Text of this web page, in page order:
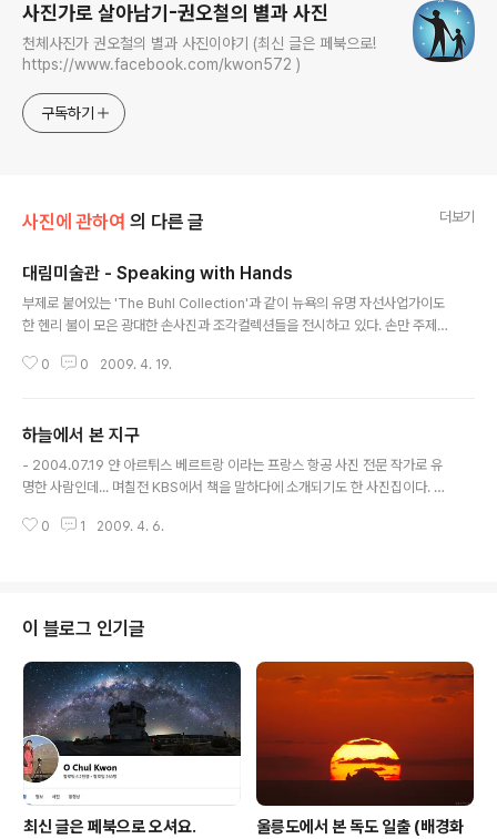
사진가로 살아남기-권오철의 별과 사진
천체사진가 권오철의 별과 사진이야기 (최신 글은 페북으로!
https://www.facebook.com/kwon572 )
구독하기
사진에 관하여 의 다른 글 더보기
대림미술관 - Speaking with Hands
부제로 붙어있는 'The Buhl Collection'과 같이 뉴욕의 유명 자선사업가이도
한 헨리 불이 모은 광대한 손사진과 조각컬렉션들을 전시하고 있다. 손만 주제
다. 5월 24일까지이고 오전 10시~6시, 월요일은 휴관. 입장료는 4천원이다. 3
씬 좋다. http://photo.naver.com/galleryn/43 ps) 손목 긋고 자살한 사람
의 손을 촬영한 사진이 두장 걸려 있었는데, 보는 순간 사진 앞에서 적절한 행위
예술의 흔적을 남길 뻔 했다... 사진..
0 0 2009. 4. 19.
하늘에서 본 지구
- 2004.07.19 얀 아르튀스 베르트랑 이라는 프랑스 항공 사진 전문 작가로 유
명한 사람인데... 며칠전 KBS에서 책을 말하다에 소개되기도 한 사진집이다. 그
이 어렵다고 하는데, 날씨가 무지 좋아야 하는데 뿌연 기운 때문에 만족스럽지
e=&pais=Coree 이 아저씨 한국에 올때마다 동행취재했던 방송사 사람들이
랑 같이 작업할 일이 있었는데, 한번 오면 헬..
0 1 2009. 4. 6.
이 블로그 인기글
최신 글은 페북으로 오셔요.
울릉도에서 본 독도 일출 (배경화